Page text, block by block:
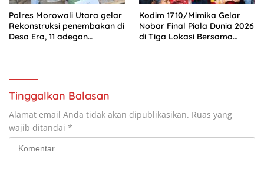
Polres Morowali Utara gelar
Rekonstruksi penembakan di
Desa Era, 11 adegan
Kodim 1710/Mimika Gelar
Nobar Final Piala Dunia 2026
di Tiga Lokasi Bersama
Tinggalkan Balasan
Alamat email Anda tidak akan dipublikasikan. Ruas yang
wajib ditandai *